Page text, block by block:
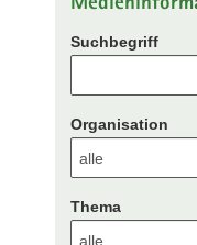
Suchbegriff
Organisation
Thema